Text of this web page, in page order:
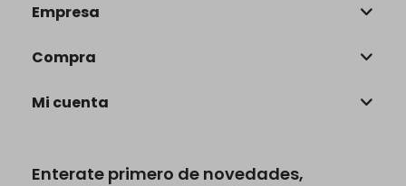
Enterate primero de novedades,
Empresa
Compra
Mi cuenta